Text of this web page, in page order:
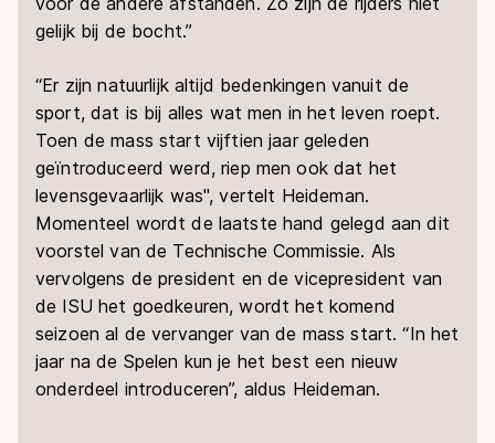
gelijk bij de bocht.”
“Er zijn natuurlijk altijd bedenkingen vanuit de
sport, dat is bij alles wat men in het leven roept.
Toen de mass start vijftien jaar geleden
geïntroduceerd werd, riep men ook dat het
levensgevaarlijk was", vertelt Heideman.
Momenteel wordt de laatste hand gelegd aan dit
voorstel van de Technische Commissie. Als
vervolgens de president en de vicepresident van
de ISU het goedkeuren, wordt het komend
seizoen al de vervanger van de mass start. “In het
jaar na de Spelen kun je het best een nieuw
onderdeel introduceren”, aldus Heideman.